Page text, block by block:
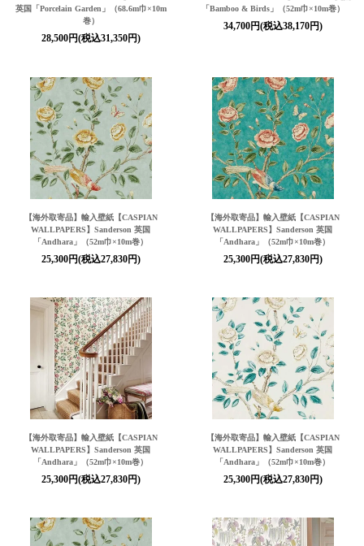
英国「Porcelain Garden」（68.6m巾×10m
巻）
28,500円(税込31,350円)
「Bamboo & Birds」（52m巾×10m巻）
34,700円(税込38,170円)
【海外取寄品】輸入壁紙【CASPIAN
WALLPAPERS】Sanderson 英国
「Andhara」（52m巾×10m巻）
25,300円(税込27,830円)
【海外取寄品】輸入壁紙【CASPIAN
WALLPAPERS】Sanderson 英国
「Andhara」（52m巾×10m巻）
25,300円(税込27,830円)
【海外取寄品】輸入壁紙【CASPIAN
WALLPAPERS】Sanderson 英国
「Andhara」（52m巾×10m巻）
25,300円(税込27,830円)
【海外取寄品】輸入壁紙【CASPIAN
WALLPAPERS】Sanderson 英国
「Andhara」（52m巾×10m巻）
25,300円(税込27,830円)